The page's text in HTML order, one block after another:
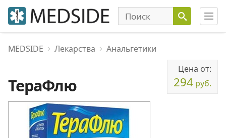
MEDSIDE Лекарства Анальгетики
ТераФлю
Цена от:
294 руб.